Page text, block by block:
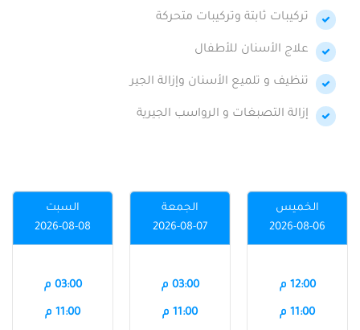
تركيبات ثابتة وتركيبات متحركة
علاج الأسنان للأطفال
تنظيف و تلميع الأسنان وإزالة الجير
إزالة التصبغات و الرواسب الجيرية
الخميس
2026-08-06
12:00 م
11:00 م
الجمعة
2026-08-07
03:00 م
11:00 م
السبت
2026-08-08
03:00 م
11:00 م